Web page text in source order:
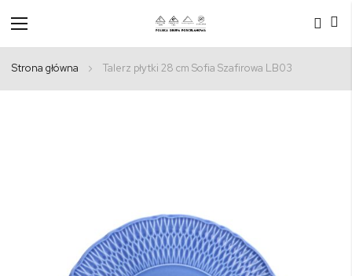
Przełącznik
Nav
Strona główna Talerz płytki 28 cm Sofia Szafirowa LB03